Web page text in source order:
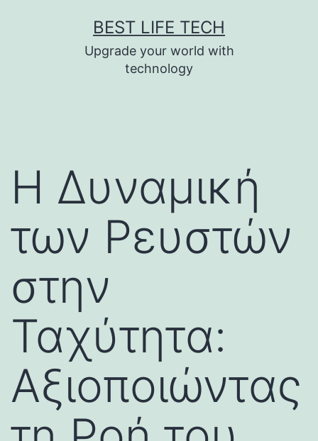
BEST LIFE TECH
Upgrade your world with
technology
Η Δυναμική
των Ρευστών
στην
Ταχύτητα:
Αξιοποιώντας